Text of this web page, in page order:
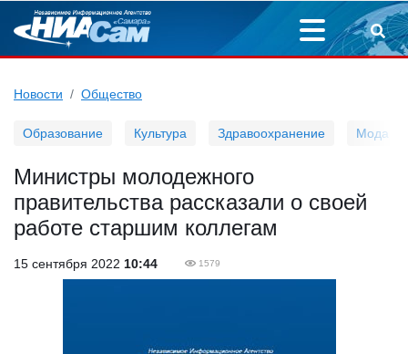
Новости Общество
Образование Культура Здравоохранение Мода
Министры молодежного
правительства рассказали о своей
работе старшим коллегам
15 сентября 2022 10:44 1579